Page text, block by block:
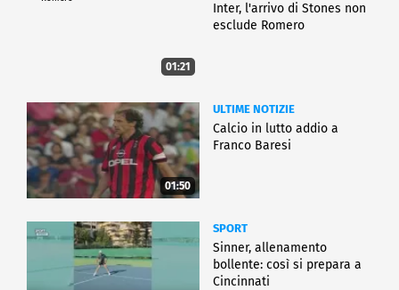
01:21
Inter, l'arrivo di Stones non
esclude Romero
01:50
ULTIME NOTIZIE
Calcio in lutto addio a
Franco Baresi
SPORT
Sinner, allenamento
bollente: così si prepara a
Cincinnati